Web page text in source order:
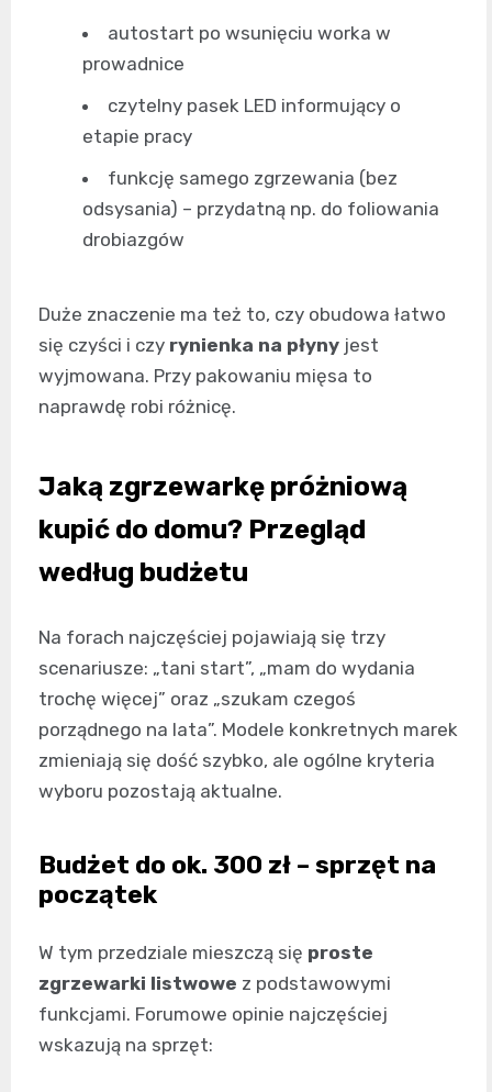
autostart po wsunięciu worka w
prowadnice
czytelny pasek LED informujący o
etapie pracy
funkcję samego zgrzewania (bez
odsysania) – przydatną np. do foliowania
drobiazgów
Duże znaczenie ma też to, czy obudowa łatwo
się czyści i czy rynienka na płyny jest
wyjmowana. Przy pakowaniu mięsa to
naprawdę robi różnicę.
Jaką zgrzewarkę próżniową
kupić do domu? Przegląd
według budżetu
Na forach najczęściej pojawiają się trzy
scenariusze: „tani start”, „mam do wydania
trochę więcej” oraz „szukam czegoś
porządnego na lata”. Modele konkretnych marek
zmieniają się dość szybko, ale ogólne kryteria
wyboru pozostają aktualne.
Budżet do ok. 300 zł – sprzęt na
początek
W tym przedziale mieszczą się proste
zgrzewarki listwowe z podstawowymi
funkcjami. Forumowe opinie najczęściej
wskazują na sprzęt: